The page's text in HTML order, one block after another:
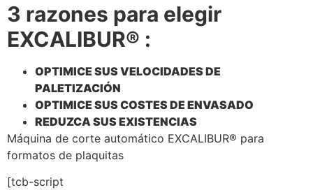
3 razones para elegir
EXCALIBUR® :
OPTIMICE SUS VELOCIDADES DE
PALETIZACIÓN
OPTIMICE SUS COSTES DE ENVASADO
REDUZCA SUS EXISTENCIAS
Máquina de corte automático EXCALIBUR® para
formatos de plaquitas
[tcb-script